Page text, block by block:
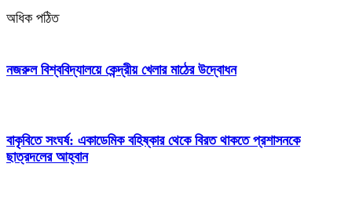
অধিক পঠিত
নজরুল বিশ্ববিদ্যালয়ে কেন্দ্রীয় খেলার মাঠের উদ্বোধন
বাকৃবিতে সংঘর্ষ: একাডেমিক বহিষ্কার থেকে বিরত থাকতে প্রশাসনকে
ছাত্রদলের আহ্বান